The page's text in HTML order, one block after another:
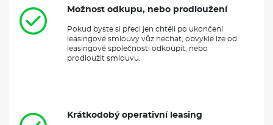
Možnost odkupu, nebo prodloužení
Pokud byste si přeci jen chtěli po ukončení
leasingové smlouvy vůz nechat, obvykle lze od
leasingové společnosti odkoupit, nebo
prodloužit smlouvu.
Krátkodobý operativní leasing